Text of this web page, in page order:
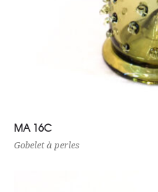
Lire la suite
MA 16C
Gobelet à perles